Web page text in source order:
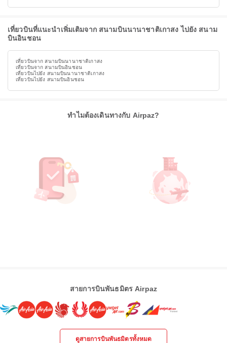
เที่ยวบินที่แนะนำเพิ่มเติมจาก สนามบินนานาชาติเกาสง ไปยัง สนาม
บินอินชอน
เที่ยวบินจาก สนามบินนานาชาติเกาสง
เที่ยวบินจาก สนามบินอินชอน
เที่ยวบินไปยัง สนามบินนานาชาติเกาสง
เที่ยวบินไปยัง สนามบินอินชอน
ทำไมต้องเดินทางกับ Airpaz?
สายการบินพันธมิตร Airpaz
ดูสายการบินพันธมิตรทั้งหมด